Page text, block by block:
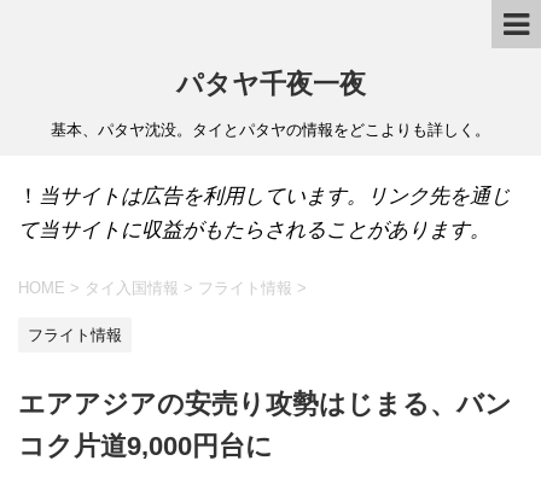
パタヤ千夜一夜
基本、パタヤ沈没。タイとパタヤの情報をどこよりも詳しく。
！ 当サイトは広告を利用しています。リンク先を通じ
て当サイトに収益がもたらされることがあります。
HOME > タイ入国情報 > フライト情報 >
フライト情報
エアアジアの安売り攻勢はじまる、バン
コク片道9,000円台に